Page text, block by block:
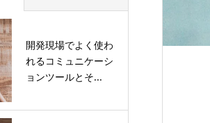
開発現場でよく使わ
れるコミュニケーシ
ョンツールとそ...